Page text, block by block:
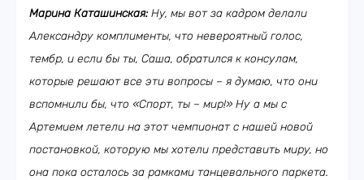
Марина Каташинская:Ну, мы вот за кадром делали
Александру комплименты, что невероятный голос,
тембр, и если бы ты, Саша, обратился к консулам,
которые решают все эти вопросы – я думаю, что они
вспомнили бы, что «Спорт, ты – мир!» Ну а мы с
Артемием летели на этот чемпионат с нашей новой
постановкой, которую мы хотели представить миру, но
она пока осталось за рамками танцевального паркета.